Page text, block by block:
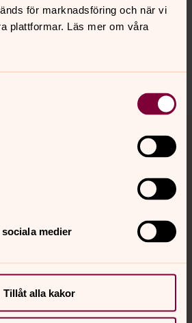
för marknadsföring och när vi
plattformar. Läs mer om våra
medier
Tillåt alla kakor
frågor på sidans